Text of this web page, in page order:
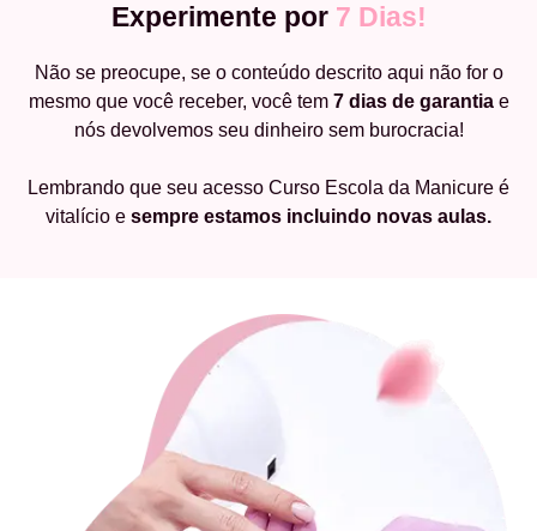
Experimente por 7 Dias!
Não se preocupe, se o conteúdo descrito aqui não for o
mesmo que você receber, você tem 7 dias de garantiae
nós devolvemos seu dinheiro sem burocracia!
Lembrando que seu acesso Curso Escola da Manicure é
vitalício e sempre estamos incluindo novas aulas.